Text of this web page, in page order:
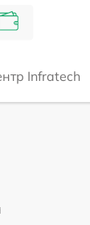
Infratech